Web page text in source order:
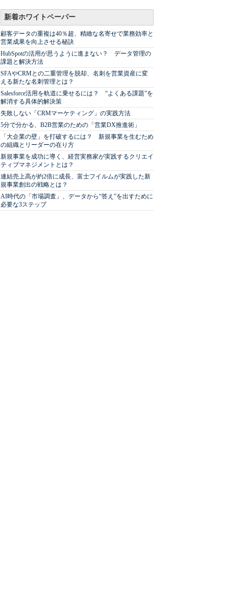
新着ホワイトペーパー
顧客データの重複は40％超、精緻な名寄せで業務効率と
営業成果を向上させる秘訣
HubSpotの活用が思うように進まない？ データ管理の
課題と解決方法
SFAやCRMとの二重管理を脱却、名刺を営業資産に変
える新たな名刺管理とは？
Salesforce活用を軌道に乗せるには？ “よくある課題”を
解消する具体的解決策
失敗しない「CRMマーケティング」の実践方法
5分で分かる、B2B営業のための「営業DX推進術」
「大企業の壁」を打破するには？ 新規事業を生むため
の組織とリーダーの在り方
新規事業を成功に導く、経営実務家が実践するクリエイ
ティブマネジメントとは？
連結売上高が約2倍に成長、富士フイルムが実践した新
規事業創出の戦略とは？
AI時代の「市場調査」、データから“答え”を出すために
必要な3ステップ